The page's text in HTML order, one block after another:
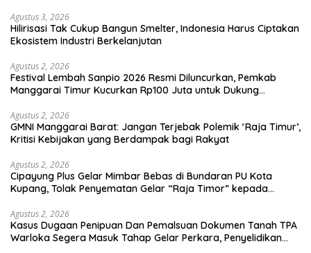
Agustus 3, 2026
Hilirisasi Tak Cukup Bangun Smelter, Indonesia Harus Ciptakan
Ekosistem Industri Berkelanjutan
Agustus 2, 2026
Festival Lembah Sanpio 2026 Resmi Diluncurkan, Pemkab
Manggarai Timur Kucurkan Rp100 Juta untuk Dukung
Agustus 2, 2026
GMNI Manggarai Barat: Jangan Terjebak Polemik ‘Raja Timur’,
Kritisi Kebijakan yang Berdampak bagi Rakyat
Agustus 2, 2026
Cipayung Plus Gelar Mimbar Bebas di Bundaran PU Kota
Kupang, Tolak Penyematan Gelar “Raja Timor” kepada
Agustus 2, 2026
Kasus Dugaan Penipuan Dan Pemalsuan Dokumen Tanah TPA
Warloka Segera Masuk Tahap Gelar Perkara, Penyelidikan